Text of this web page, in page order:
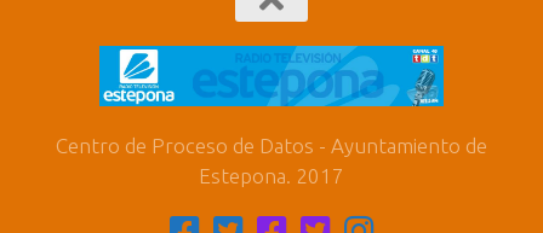
Centro de Proceso de Datos - Ayuntamiento de
Estepona. 2017